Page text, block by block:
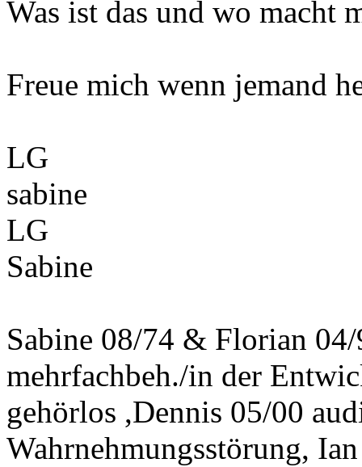
Was ist das und wo macht
Freue mich wenn jemand
LG
sabine
LG
Sabine
Sabine 08/74 & Florian
mehrfachbeh./in der
gehörlos ,Dennis 05/00
Wahrnehmungsstörung,